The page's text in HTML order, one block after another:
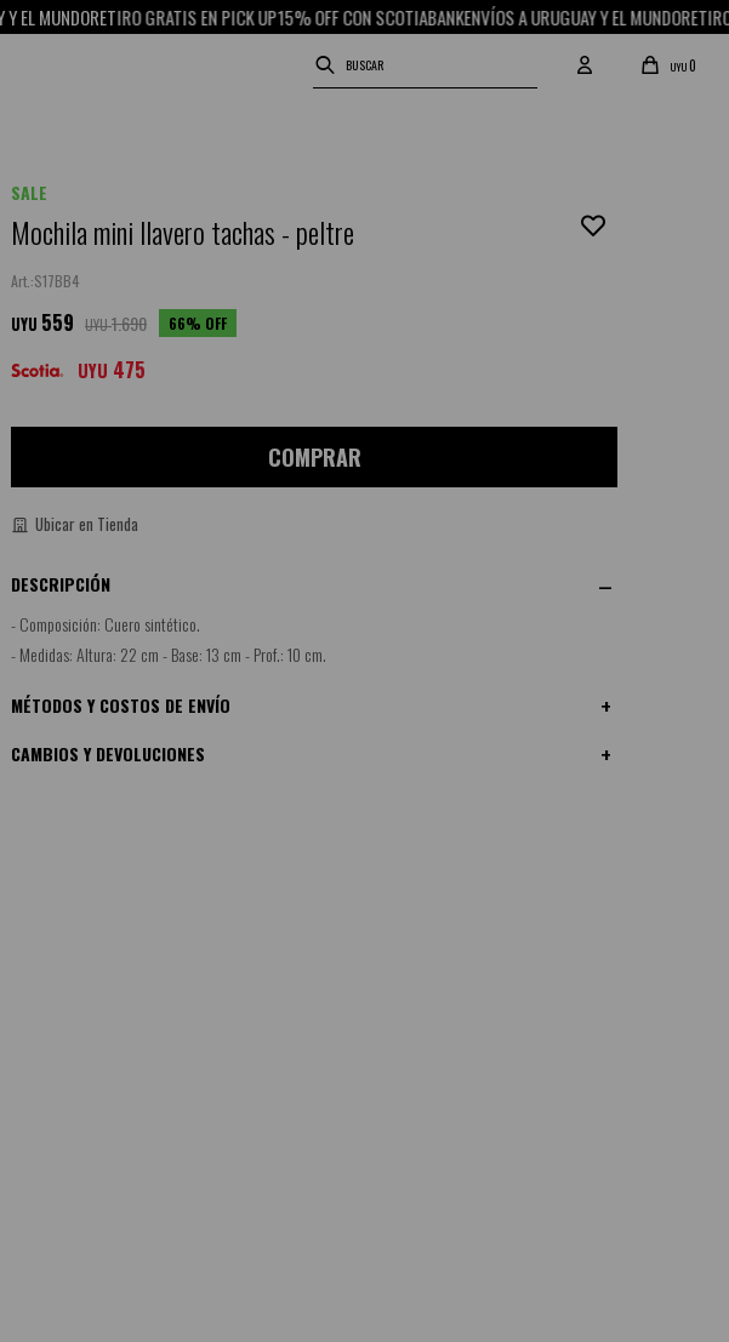
RETIRO GRATIS EN PICK UP15% OFF CON SCOTIABANKENVÍOS A URUGUAY Y EL MUNDORETIRO GRATIS
UYU0
SALE
Mochila mini llavero tachas - peltre
S17BB4
UYU 559 UYU1.690 66
UYU 475
COMPRAR
Ubicar en Tienda
DESCRIPCIÓN
- Composición: Cuero sintético.
- Medidas: Altura: 22 cm - Base: 13 cm - Prof.: 10 cm.
MÉTODOS Y COSTOS DE ENVÍO
CAMBIOS Y DEVOLUCIONES